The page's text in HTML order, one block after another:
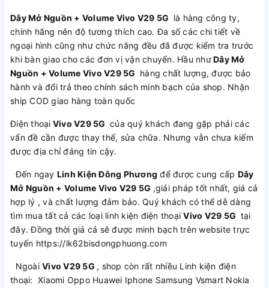
Dây Mở Nguồn + Volume Vivo V29 5G là hàng công ty,
chính hãng nên độ tương thích cao. Đa số các chi tiết về
ngoại hình cũng như chức năng đều đã được kiểm tra trước
khi bàn giao cho các đơn vị vận chuyển. Hầu nhưDây Mở
Nguồn + Volume Vivo V29 5G hàng chất lượng, được bảo
hành và đổi trả theo chính sách minh bạch của shop. Nhận
ship COD giao hàng toàn quốc
Điện thoại Vivo V29 5G của quý khách đang gặp phải các
vấn đề cần được thay thế, sửa chữa. Nhưng vẫn chưa kiếm
được địa chỉ đáng tin cậy.
Đến ngay Linh Kiện Đông Phương để được cung cấp Dây
Mở Nguồn + Volume Vivo V29 5G ,giải pháp tốt nhất, giá cả
hợp lý , và chất lượng đảm bảo. Quý khách có thể dễ dàng
tìm mua tất cả các loại linh kiện điện thoạiVivo V29 5G tại
đây. Đồng thời giá cả sẽ được minh bạch trên website trực
tuyến https://lk62bisdongphuong.com
Ngoài Vivo V29 5G , shop còn rất nhiều Linh kiện điện
thoại: Xiaomi Oppo Huawei Iphone Samsung Vsmart Nokia